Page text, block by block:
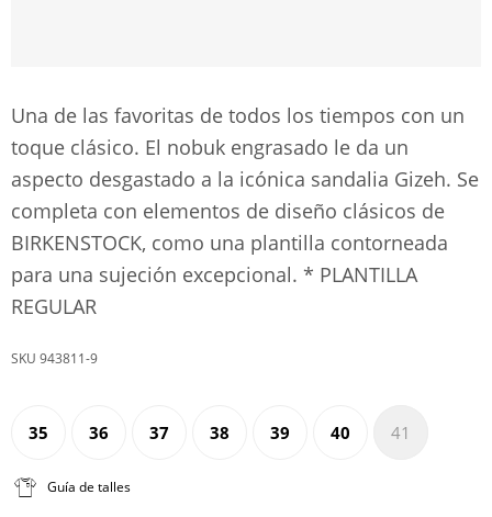
Una de las favoritas de todos los tiempos con un
toque clásico. El nobuk engrasado le da un
aspecto desgastado a la icónica sandalia Gizeh. Se
completa con elementos de diseño clásicos de
BIRKENSTOCK, como una plantilla contorneada
para una sujeción excepcional. * PLANTILLA
REGULAR
943811-9
35 36 37 38 39 40 41
Guía de talles